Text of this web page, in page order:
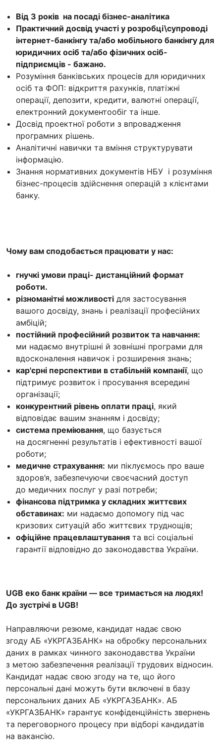
Від 3 років на посаді бізнес-аналітика
Практичний досвід участі у розробці\супроводі
інтернет-банкінгу та/або мобільного банкінгу для
юридичних осіб та/або фізичних осіб-
підприємців - бажано.
Розуміння банківських процесів для юридичних
осіб та ФОП: відкриття рахунків, платіжні
операції, депозити, кредити, валютні операції,
електронний документообіг та інше.
Досвід проектної роботи з впровадження
програмних рішень.
Аналітичні навички та вміння структурувати
інформацію.
Знання нормативних документів НБУ і розуміння
бізнес-процесів здійснення операцій з клієнтами
банку.
Чому вам сподобається працювати у нас:
гнучкі умови праці- дистанційний формат
роботи.
різноманітні можливості для застосування
вашого досвіду, знань і реалізації професійних
амбіцій;
постійний професійний розвиток та навчання:
ми надаємо внутрішні й зовнішні програми для
вдосконалення навичок і розширення знань;
кар'єрні перспективи в стабільній компанії, що
підтримує розвиток і просування всередині
організації;
конкурентний рівень оплати праці, який
відповідає вашим знанням і досвіду;
система преміювання, що базується
на досягненні результатів і ефективності вашої
роботи;
медичне страхування: ми піклуємось про ваше
здоров’я, забезпечуючи своєчасний доступ
до медичних послуг у разі потреби;
фінансова підтримка у складних життєвих
обставинах: ми надаємо допомогу під час
кризових ситуацій або життєвих труднощів;
офіційне працевлаштування та всі соціальні
гарантії відповідно до законодавства України.
UGB еко банк країни — все тримається на людях!
До зустрічі в UGB!
Направляючи резюме, кандидат надає свою
згоду АБ «УКРГАЗБАНК» на обробку персональних
даних в рамках чинного законодавства України
з метою забезпечення реалізації трудових відносин.
Кандидат надає свою згоду на те, що його
персональні дані можуть бути включені в базу
персональних даних АБ «УКРГАЗБАНК». АБ
«УКРГАЗБАНК» гарантує конфіденційність звернень
та переговорного процесу при відборі кандидатів
на вакансію.